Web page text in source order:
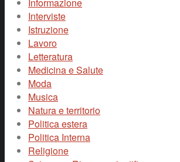
Interviste
Istruzione
Lavoro
Letteratura
Medicina e Salute
Moda
Musica
Natura e territorio
Politica estera
Politica Interna
Religione